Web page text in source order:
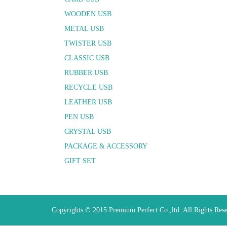
WOODEN USB
METAL USB
TWISTER USB
CLASSIC USB
RUBBER USB
RECYCLE USB
LEATHER USB
PEN USB
CRYSTAL USB
PACKAGE & ACCESSORY
GIFT SET
Copyrights © 2015 Premium Perfect Co.,ltd. All Rights